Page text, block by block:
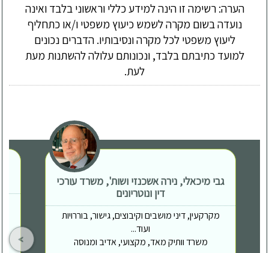
הערה: רשימה זו הינה למידע כללי וראשוני בלבד ואינה
נועדה בשום מקרה לשמש כיעוץ משפטי ו/או כתחליף
ליעוץ משפטי לכל מקרה ונסיבותיו. הדברים נכונים
למועד כתיבתם בלבד, ונכונותם עלולה להשתנות מעת
לעת.
גבי מיכאלי, נירה אשכנזי ושות', משרד עורכי
דין ונוטריונים
מקרקעין, דיני מושבים וקיבוצים, גישור, בוררויות
ועוד...
משרד וותיק מאד, מקצועי, אדיב ומנוסה